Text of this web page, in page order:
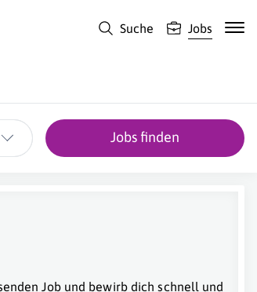
Suche Jobs
Jobs finden
Job und bewirb dich schnell und